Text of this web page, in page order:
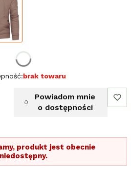
brak towaru
Powiadom mnie
o dostępności
produkt jest obecnie
niedostępny.